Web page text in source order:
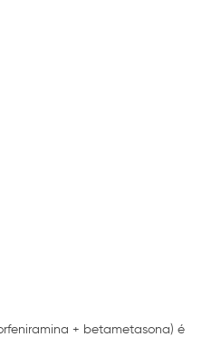
+ betametasona) é